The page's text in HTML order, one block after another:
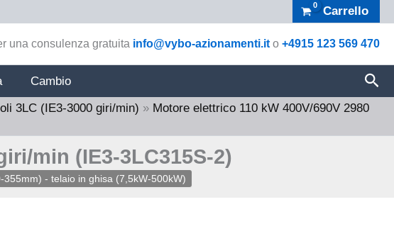
Carrello
una consulenza gratuita info@vybo-azionamenti.it o +4915 123 569 470
Cambio
3LC (IE3-3000 giri/min) » Motore elettrico 110 kW 400V/690V 2980
min (IE3-3LC315S-2)
- telaio in ghisa (7,5kW-500kW)